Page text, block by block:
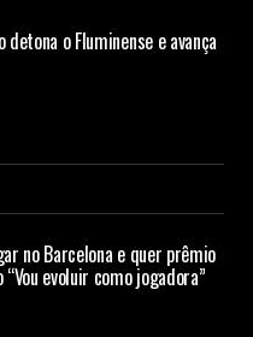
o Fluminense e avança
no Barcelona e quer prêmio
evoluir como jogadora”